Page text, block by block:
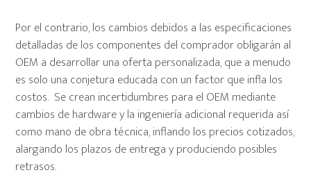
Por el contrario, los cambios debidos a las especificaciones
detalladas de los componentes del comprador obligarán al
OEM a desarrollar una oferta personalizada, que a menudo
es solo una conjetura educada con un factor que infla los
costos. Se crean incertidumbres para el OEM mediante
cambios de hardware y la ingeniería adicional requerida así
como mano de obra técnica, inflando los precios cotizados,
alargando los plazos de entrega y produciendo posibles
retrasos.